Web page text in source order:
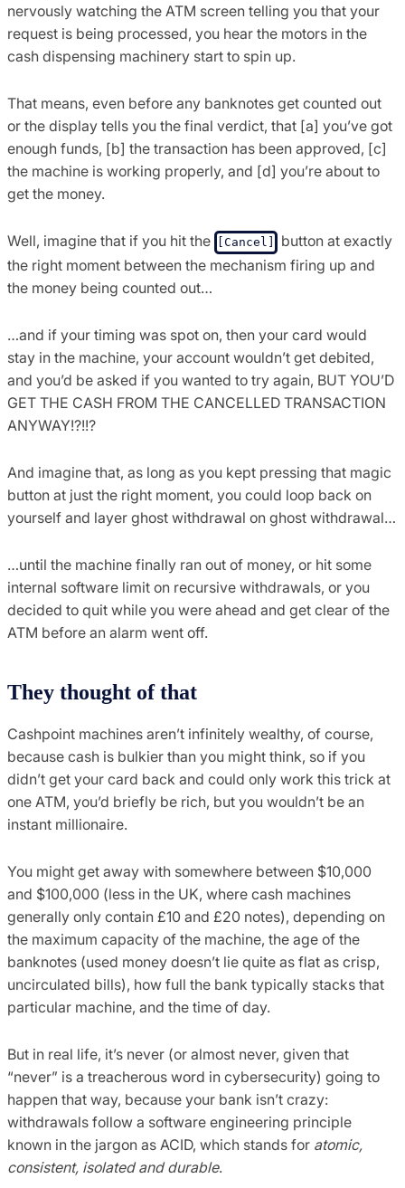
nervously watching the ATM screen telling you that your
request is being processed, you hear the motors in the
cash dispensing machinery start to spin up.
That means, even before any banknotes get counted out
or the display tells you the final verdict, that [a] you’ve got
enough funds, [b] the transaction has been approved, [c]
the machine is working properly, and [d] you’re about to
get the money.
Well, imagine that if you hit the [Cancel]
button at exactly
the right moment between the mechanism firing up and
the money being counted out…
…and if your timing was spot on, then your card would
stay in the machine, your account wouldn’t get debited,
and you’d be asked if you wanted to try again, BUT YOU’D
GET THE CASH FROM THE CANCELLED TRANSACTION
ANYWAY!?!!?
And imagine that, as long as you kept pressing that magic
button at just the right moment, you could loop back on
yourself and layer ghost withdrawal on ghost withdrawal…
…until the machine finally ran out of money, or hit some
internal software limit on recursive withdrawals, or you
decided to quit while you were ahead and get clear of the
ATM before an alarm went off.
They thought of that
Cashpoint machines aren’t infinitely wealthy, of course,
because cash is bulkier than you might think, so if you
didn’t get your card back and could only work this trick at
one ATM, you’d briefly be rich, but you wouldn’t be an
instant millionaire.
You might get away with somewhere between $10,000
and $100,000 (less in the UK, where cash machines
generally only contain £10 and £20 notes), depending on
the maximum capacity of the machine, the age of the
banknotes (used money doesn’t lie quite as flat as crisp,
uncirculated bills), how full the bank typically stacks that
particular machine, and the time of day.
But in real life, it’s never (or almost never, given that
“never” is a treacherous word in cybersecurity) going to
happen that way, because your bank isn’t crazy:
withdrawals follow a software engineering principle
known in the jargon as ACID, which stands for atomic,
consistent, isolated and durable.